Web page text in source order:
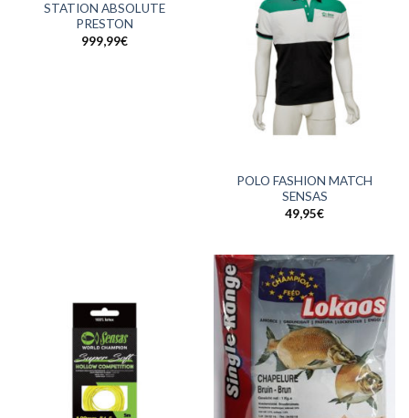
STATION ABSOLUTE
PRESTON
999,99€
POLO FASHION MATCH
SENSAS
49,95€